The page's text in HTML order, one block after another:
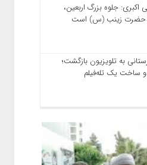
اکبری: جلوه بزرگ اربعین،
حضرت زینب (س) است
به تلویزیون بازگشت؛
ساخت یک تله‌فیلم